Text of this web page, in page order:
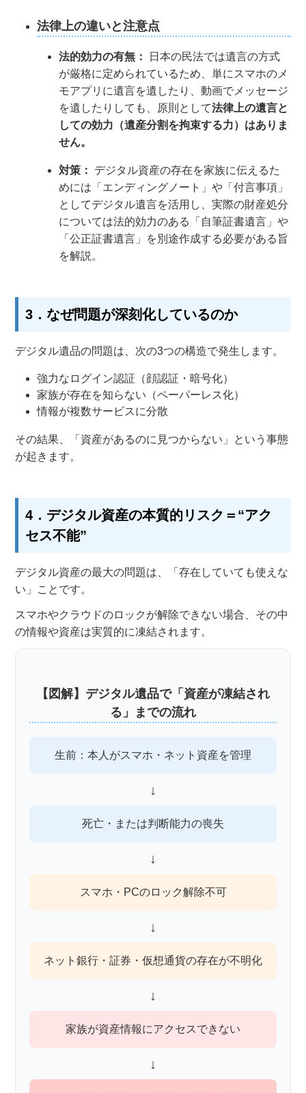
法律上の違いと注意点
法的効力の有無：
日本の民法では遺言の方式
が厳格に定められているため、単にスマホのメ
モアプリに遺言を遺したり、動画でメッセージ
を遺したりしても、原則として法律上の遺言と
しての効力（遺産分割を拘束する力）はありま
せん。
対策：
デジタル資産の存在を家族に伝えるた
めには「エンディングノート」や「付言事項」
としてデジタル遺言を活用し、実際の財産処分
については法的効力のある「自筆証書遺言」や
「公正証書遺言」を別途作成する必要がある旨
を解説。
3．なぜ問題が深刻化しているのか
デジタル遺品の問題は、次の3つの構造で発生します。
強力なログイン認証（顔認証・暗号化）
家族が存在を知らない（ペーパーレス化）
情報が複数サービスに分散
その結果、「資産があるのに見つからない」という事態
が起きます。
4．デジタル資産の本質的リスク＝“アク
セス不能”
デジタル資産の最大の問題は、「存在していても使えな
い」ことです。
スマホやクラウドのロックが解除できない場合、その中
の情報や資産は実質的に凍結されます。
【図解】デジタル遺品で「資産が凍結され
る」までの流れ
生前：本人がスマホ・ネット資産を管理
↓
死亡・または判断能力の喪失
↓
スマホ・PCのロック解除不可
↓
ネット銀行・証券・仮想通貨の存在が不明化
↓
家族が資産情報にアクセスできない
↓